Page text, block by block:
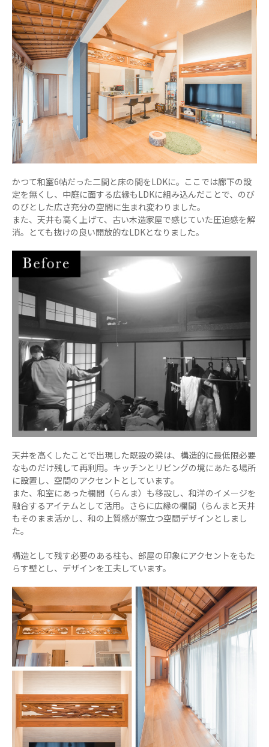
かつて和室6帖だった二間と床の間をLDKに。ここでは廊下の設
定を無くし、中庭に面する広縁もLDKに組み込んだことで、のび
のびとした広さ充分の空間に生まれ変わりました。
また、天井も高く上げて、古い木造家屋で感じていた圧迫感を解
消。とても抜けの良い開放的なLDKとなりました。
天井を高くしたことで出現した既設の梁は、構造的に最低限必要
なものだけ残して再利用。キッチンとリビングの境にあたる場所
に設置し、空間のアクセントとしています。
また、和室にあった欄間（らんま）も移設し、和洋のイメージを
融合するアイテムとして活用。さらに広縁の欄間（らんまと天井
もそのまま活かし、和の上質感が際立つ空間デザインとしまし
た。
構造として残す必要のある柱も、部屋の印象にアクセントをもた
らす壁とし、デザインを工夫しています。